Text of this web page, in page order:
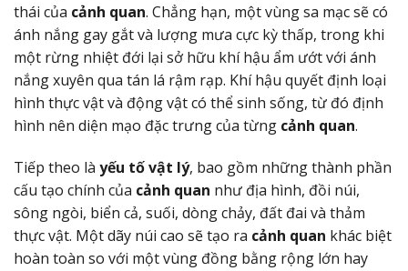
thái của cảnh quan. Chẳng hạn, một vùng sa mạc sẽ có
ánh nắng gay gắt và lượng mưa cực kỳ thấp, trong khi
một rừng nhiệt đới lại sở hữu khí hậu ẩm ướt với ánh
nắng xuyên qua tán lá rậm rạp. Khí hậu quyết định loại
hình thực vật và động vật có thể sinh sống, từ đó định
hình nên diện mạo đặc trưng của từng cảnh quan.
Tiếp theo là yếu tố vật lý, bao gồm những thành phần
cấu tạo chính của cảnh quan như địa hình, đồi núi,
sông ngòi, biển cả, suối, dòng chảy, đất đai và thảm
thực vật. Một dãy núi cao sẽ tạo ra cảnh quan khác biệt
hoàn toàn so với một vùng đồng bằng rộng lớn hay